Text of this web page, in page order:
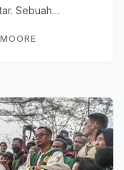
Sebuah…